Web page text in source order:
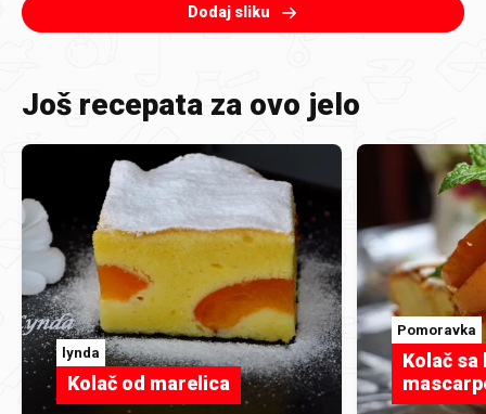
Dodaj sliku
Još recepata za ovo jelo
lynda
Kolač od marelica
Pomoravka
Kolač